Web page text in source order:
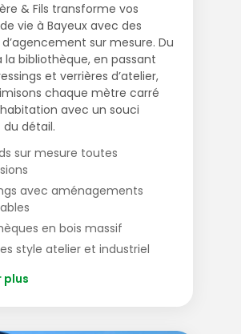
& Fils transforme vos
vie à Bayeux avec des
sur mesure. Du
la bibliothèque, en passant
et verrières d’atelier,
chaque mètre carré
avec un souci
détail.
sur mesure toutes
avec aménagements
en bois massif
style atelier et industriel
plus